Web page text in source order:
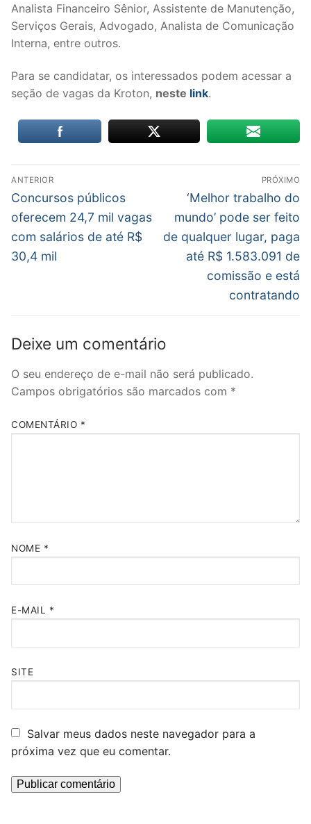
Analista Financeiro Sênior, Assistente de Manutenção,
Serviços Gerais, Advogado, Analista de Comunicação
Interna, entre outros.
Para se candidatar, os interessados podem acessar a
seção de vagas da Kroton, neste link.
Navegação
de
Post
ANTERIOR
Post
anterior:
Concursos públicos
oferecem 24,7 mil vagas
com salários de até R$
30,4 mil
PRÓXIMO
Próximo
post:
‘Melhor trabalho do
mundo’ pode ser feito
de qualquer lugar, paga
até R$ 1.583.091 de
comissão e está
contratando
Deixe um comentário
O seu endereço de e-mail não será publicado.
Campos obrigatórios são marcados com *
COMENTÁRIO *
NOME *
E-MAIL *
SITE
Salvar meus dados neste navegador para a
próxima vez que eu comentar.